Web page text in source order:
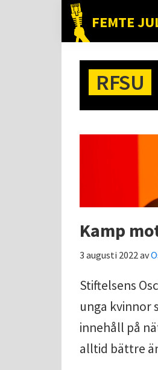
huvudnavigering
FEMTE
Nätet
folket!RFSU
Kamp
3 augusti 2022av
Stiftelsens
unga kvinnor
innehåll på
alltid bättre